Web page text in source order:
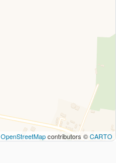
OpenStreetMapcontributors ©CARTO